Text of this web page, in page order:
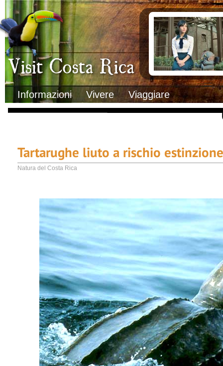
Visit Costa Rica
Informazioni Vivere Viaggiare
Clima
Geografia
Informazioni Geografiche
Letteratura e cultura
Gastronomia
Lo sapevi che
Musica
Natura
Storia
Trasporti Interni
Documenti
Italiani in Costa
L’ambasciata
Opportunità
Tartarughe liuto a rischio estinzione
Natura del Costa Rica